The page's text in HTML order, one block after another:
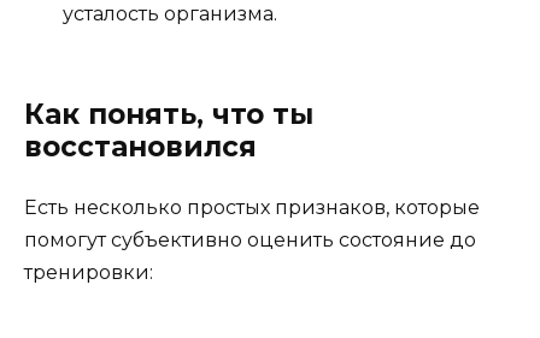
усталость организма.
Как понять, что ты
восстановился
Есть несколько простых признаков, которые
помогут субъективно оценить состояние до
тренировки: